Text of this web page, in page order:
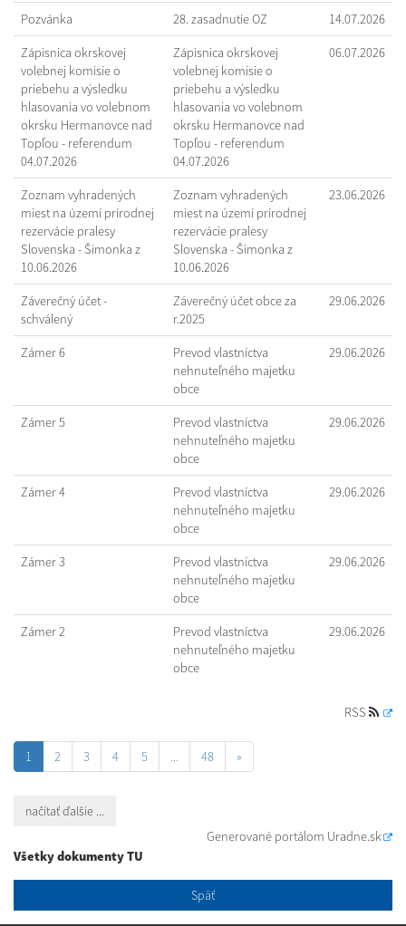
Pozvánka 28. zasadnutie OZ 14.07.2026
Zápisnica okrskovej
volebnej komisie o
priebehu a výsledku
hlasovania vo volebnom
okrsku Hermanovce nad
Topľou - referendum
04.07.2026
Zápisnica okrskovej
volebnej komisie o
priebehu a výsledku
hlasovania vo volebnom
okrsku Hermanovce nad
Topľou - referendum
04.07.2026
06.07.2026
Zoznam vyhradených
miest na území prírodnej
rezervácie pralesy
Slovenska - Šimonka z
10.06.2026
Zoznam vyhradených
miest na území prírodnej
rezervácie pralesy
Slovenska - Šimonka z
10.06.2026
23.06.2026
Záverečný účet -
schválený
Záverečný účet obce za
r.2025
29.06.2026
Zámer 6
Prevod vlastníctva
nehnuteľného majetku
obce
29.06.2026
Zámer 5
Prevod vlastníctva
nehnuteľného majetku
obce
29.06.2026
Zámer 4
Prevod vlastníctva
nehnuteľného majetku
obce
29.06.2026
Zámer 3
Prevod vlastníctva
nehnuteľného majetku
obce
29.06.2026
Zámer 2
Prevod vlastníctva
nehnuteľného majetku
obce
29.06.2026
RSS
1 2 3 4 5 ... 48 »
načítať ďalšie ...
Generované portálom Uradne.sk
Všetky dokumenty TU
Späť